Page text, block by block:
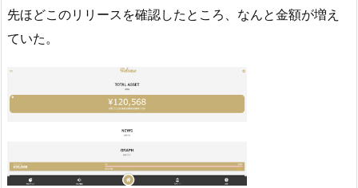
先ほどこのリリースを確認したところ、なんと金額が増え
ていた。